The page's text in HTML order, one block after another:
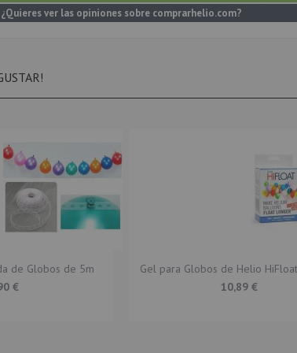
según tamaño del globo.
¿Quieres ver las opiniones sobre comprarhelio.com?
de Globos de 5m
€
Gel para Globos de Helio
10,89 €